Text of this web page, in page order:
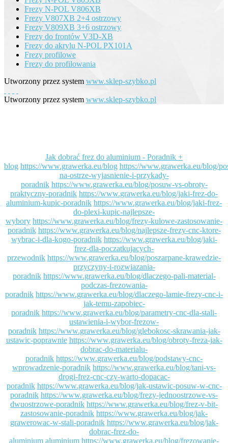
Frezy N-POL V806XB
Frezy V807XB 2+4 ostrzowy
Frezy V809XB 3+6 ostrzowy
Frezy do frontów V3D-XB
Frezy do akrylu N-POL PX101A
Frezy profilowe
Frezy do profilowania
Utworzony przez system www.sklep-szybko.pl
Utworzony przez system www.sklep-szybko.pl
Jak dobrać frez do aluminium - Poradnik +
blog https://www.grawerka.eu/blog https://www.grawerka.eu/blog/
na-ostrze-wyjasnienie-i-przykady-
poradnik https://www.grawerka.eu/blog/posuw-vs-obroty-
praktyczny-poradnik https://www.grawerka.eu/blog/jaki-frez-do-
aluminium-kupic-poradnik https://www.grawerka.eu/blog/jaki-frez-
do-plexi-kupic-najlepsze-
wybory https://www.grawerka.eu/blog/frezy-kulowe-zastosowanie-
poradnik https://www.grawerka.eu/blog/najlepsze-frezy-cnc-ktore-
wybrac-i-dla-kogo-poradnik https://www.grawerka.eu/blog/jaki-
frez-dla-poczatkujacych-
przewodnik https://www.grawerka.eu/blog/poszarpane-krawedzie-
przyczyny-i-rozwiazania-
poradnik https://www.grawerka.eu/blog/dlaczego-pali-material-
podczas-frezowania-
poradnik https://www.grawerka.eu/blog/dlaczego-lamie-frezy-cnc-i-
jak-temu-zapobiec-
poradnik https://www.grawerka.eu/blog/parametry-cnc-dla-stali-
ustawienia-i-wybor-frezow-
poradnik https://www.grawerka.eu/blog/glebokosc-skrawania-jak-
ustawic-poprawnie https://www.grawerka.eu/blog/obroty-freza-jak-
dobrac-do-materialu-
poradnik https://www.grawerka.eu/blog/podstawy-cnc-
wprowadzenie-poradnik https://www.grawerka.eu/blog/tani-vs-
drogi-frez-cnc-czy-warto-dopacac-
poradnik https://www.grawerka.eu/blog/jak-ustawic-posuw-w-cnc-
poradnik https://www.grawerka.eu/blog/frezy-jednoostrzowe-vs-
dwuostrzowe-poradnik https://www.grawerka.eu/blog/frez-v-bit-
zastosowanie-poradnik https://www.grawerka.eu/blog/jak-
grawerowac-w-stali-poradnik https://www.grawerka.eu/blog/jak-
dobrac-frez-do-
aluminium aluminium https://www.grawerka.eu/blog/frezowanie-